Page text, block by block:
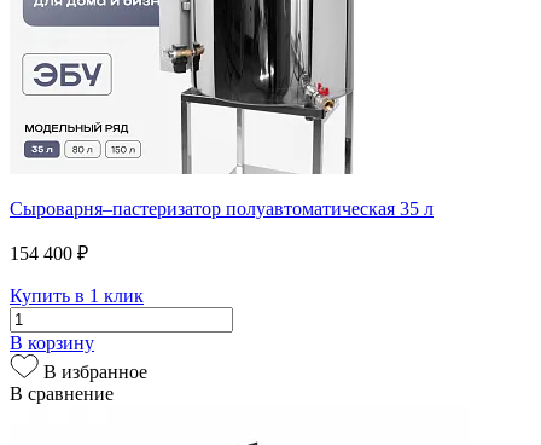
Сыроварня–пастеризатор полуавтоматическая 35 л
154 400 ₽
Купить в 1 клик
В корзину
В избранное
В сравнение